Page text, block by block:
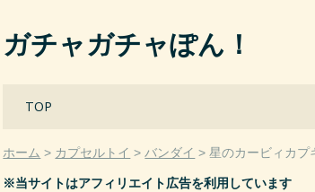
ガチャガチャぽん！
Main menu
TOP
ホーム カプセルトイ バンダイ 星のカービィカプ
※当サイトはアフィリエイト広告を利用しています